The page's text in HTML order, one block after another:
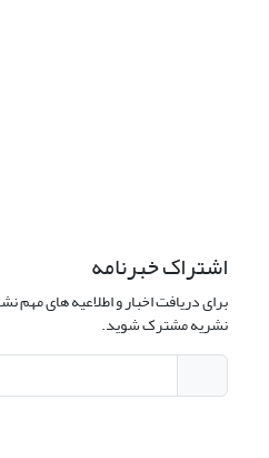
اشتراک خبرنامه
برای دریافت اخبار و اطلاعیه های مهم
نشریه مشترک شوید.